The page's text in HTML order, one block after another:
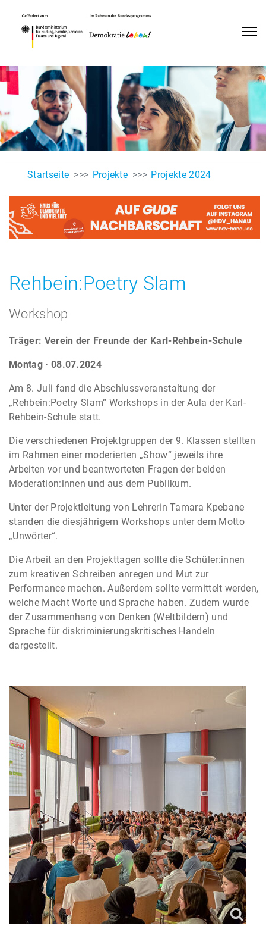
Startseite Projekte Projekte 2024
Rehbein:Poetry Slam
Workshop
Träger: Verein der Freunde der Karl-Rehbein-Schule
Montag · 08.07.2024
Am 8. Juli fand die Abschlussveranstaltung der
„Rehbein:Poetry Slam“ Workshops in der Aula der Karl-
Rehbein-Schule statt.
Die verschiedenen Projektgruppen der 9. Klassen stellten
im Rahmen einer moderierten „Show“ jeweils ihre
Arbeiten vor und beantworteten Fragen der beiden
Moderation:innen und aus dem Publikum.
Unter der Projektleitung von Lehrerin Tamara Kpebane
standen die diesjährigem Workshops unter dem Motto
„Unwörter“.
Die Arbeit an den Projekttagen sollte die Schüler:innen
zum kreativen Schreiben anregen und Mut zur
Performance machen. Außerdem sollte vermittelt werden,
welche Macht Worte und Sprache haben. Zudem wurde
der Zusammenhang von Denken (Weltbildern) und
Sprache für diskriminierungskritisches Handeln
dargestellt.